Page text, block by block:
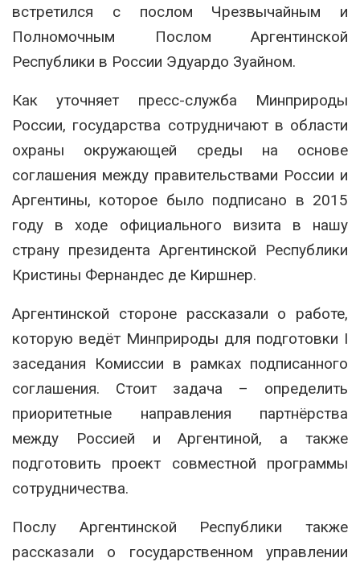
встретился с послом Чрезвычайным и
Полномочным Послом Аргентинской
Республики в России Эдуардо Зуайном.
Как уточняет пресс-служба Минприроды
России, государства сотрудничают в области
охраны окружающей среды на основе
соглашения между правительствами России и
Аргентины, которое было подписано в 2015
году в ходе официального визита в нашу
страну президента Аргентинской Республики
Кристины Фернандес де Киршнер.
Аргентинской стороне рассказали о работе,
которую ведёт Минприроды для подготовки I
заседания Комиссии в рамках подписанного
соглашения. Стоит задача – определить
приоритетные направления партнёрства
между Россией и Аргентиной, а также
подготовить проект совместной программы
сотрудничества.
Послу Аргентинской Республики также
рассказали о государственном управлении